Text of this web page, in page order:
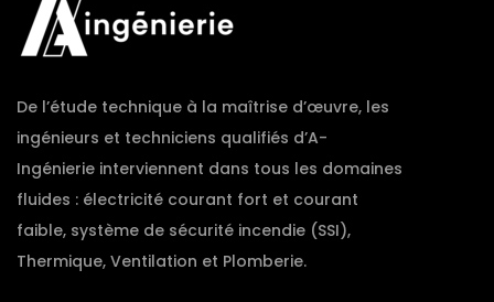
De l’étude technique à la maîtrise d’œuvre, les
ingénieurs et techniciens qualifiés d’A-
Ingénierie interviennent dans tous les domaines
fluides : électricité courant fort et courant
faible, système de sécurité incendie (SSI),
Thermique, Ventilation et Plomberie.